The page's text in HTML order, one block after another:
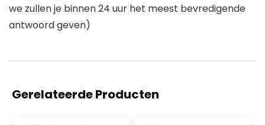
we zullen je binnen 24 uur het meest bevredigende
antwoord geven)
Gerelateerde Producten